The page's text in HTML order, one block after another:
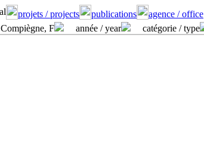
projets / projects publications agence / office
Compiègne, F année / year catégorie / type